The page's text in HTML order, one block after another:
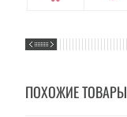
ПОХОЖИЕ ТОВАРЫ